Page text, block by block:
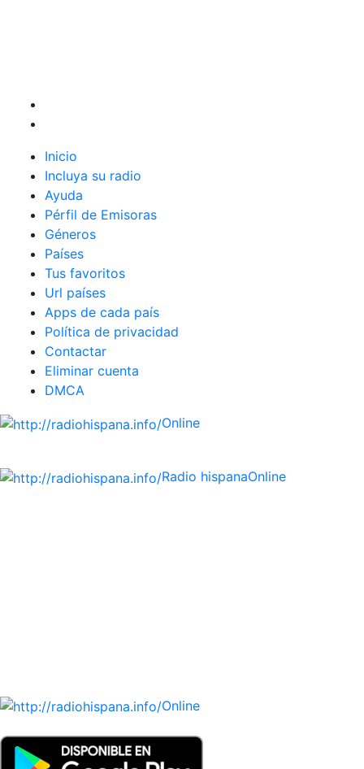
Inicio
Incluya su radio
Ayuda
Pérfil de Emisoras
Géneros
Países
Tus favoritos
Url países
Apps de cada país
Política de privacidad
Contactar
Eliminar cuenta
DMCA
Online
Radio hispanaOnline
Online